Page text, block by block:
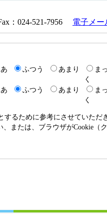
：024-521-7956 電子メー
ふつう あまり
ま
く
ふつう あまり
ま
く
るために参考にさせていただ
または、ブラウザがCookie（